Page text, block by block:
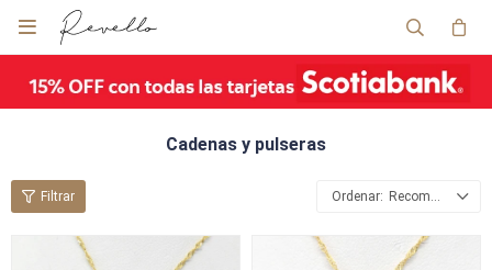

Cadenas y pulseras
Recomendados